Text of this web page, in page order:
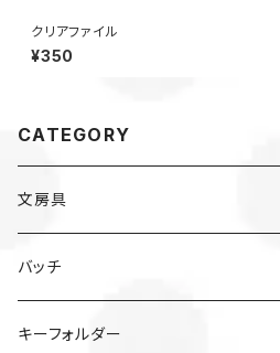
クリアファイル
¥350
CATEGORY
文房具
バッチ
キーフォルダー